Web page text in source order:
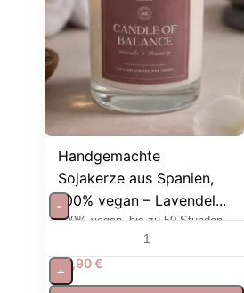
Handgemachte
Sojakerze aus Spanien,
100% vegan – Lavendel...
100% vegan, bis zu 50 Stunden
19,90€
-
+